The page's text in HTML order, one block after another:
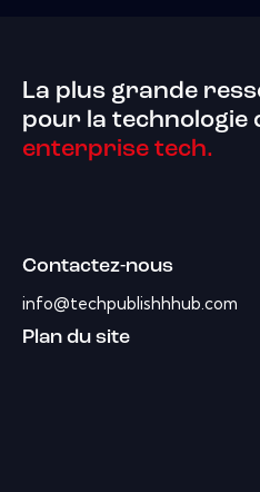
La plus grande
pour la technologie
enterprise tech.
Contactez-nous
info@techpublishhhub.com
Plan du site